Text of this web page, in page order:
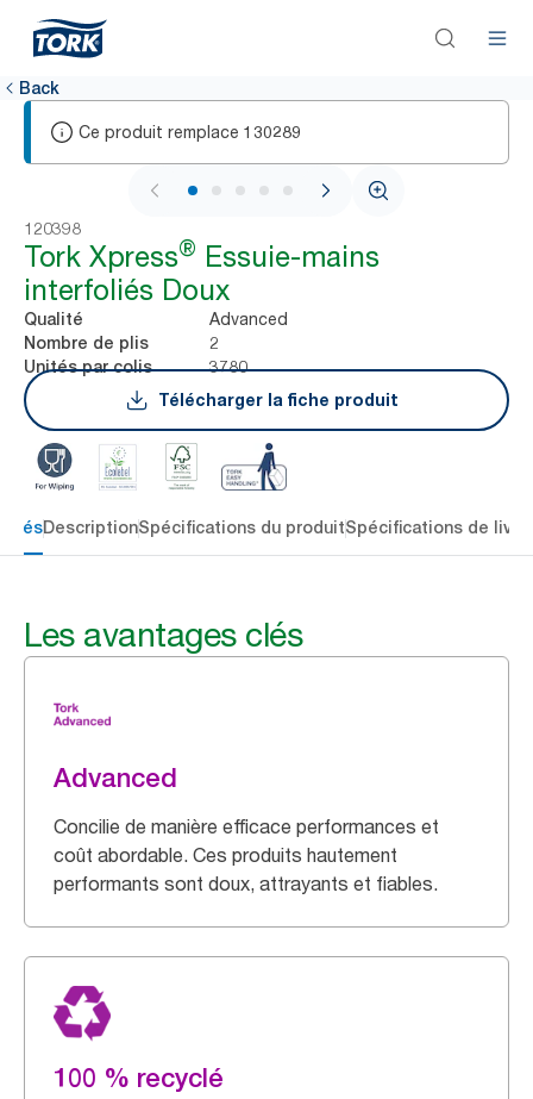
Back
Ce produit remplace 130289
1 / 7
120398
Tork Xpress® Essuie-mains
interfoliés Doux
Qualité Advanced
Nombre de plis 2
Unités par colis
3780
Télécharger la fiche produit
clésDescriptionSpécifications du produitSpécifications de
Les avantages clés
Advanced
Concilie de manière efficace performances et
coût abordable. Ces produits hautement
performants sont doux, attrayants et fiables.
100 % recyclé